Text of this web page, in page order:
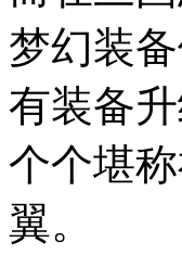
梦幻装
有装备
个个堪
翼。